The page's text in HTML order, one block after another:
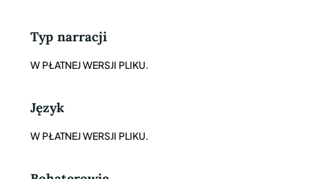
Typ narracji
W PŁATNEJ WERSJI PLIKU.
Język
W PŁATNEJ WERSJI PLIKU.